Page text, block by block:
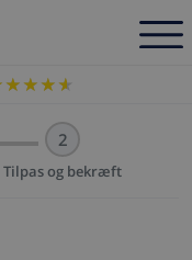
2
Tilpas og bekræft